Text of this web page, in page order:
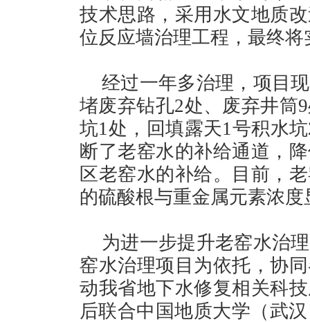
技术思路，采用水文地质
位反应墙治理工程，最终
经过一年多治理，项目
堵废弃钻孔2处、废弃井筒
坑1处，回填露天1号积水
断了老窑水的补给通道，
区老窑水的补给。目前，
的硫酸根与重金属元素浓度
为进一步提升老窑水治
窑水治理项目为依托，协
动我省地下水修复相关科
后联合中国地质大学（武